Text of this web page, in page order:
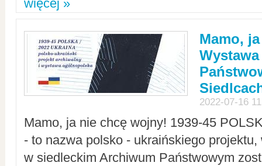
więcej »
Mamo,
2022-07-16
Mamo, ja nie chcę wojny! 1939-45
- to nazwa polsko - ukraińskiego
w siedleckim Archiwum Państwowym